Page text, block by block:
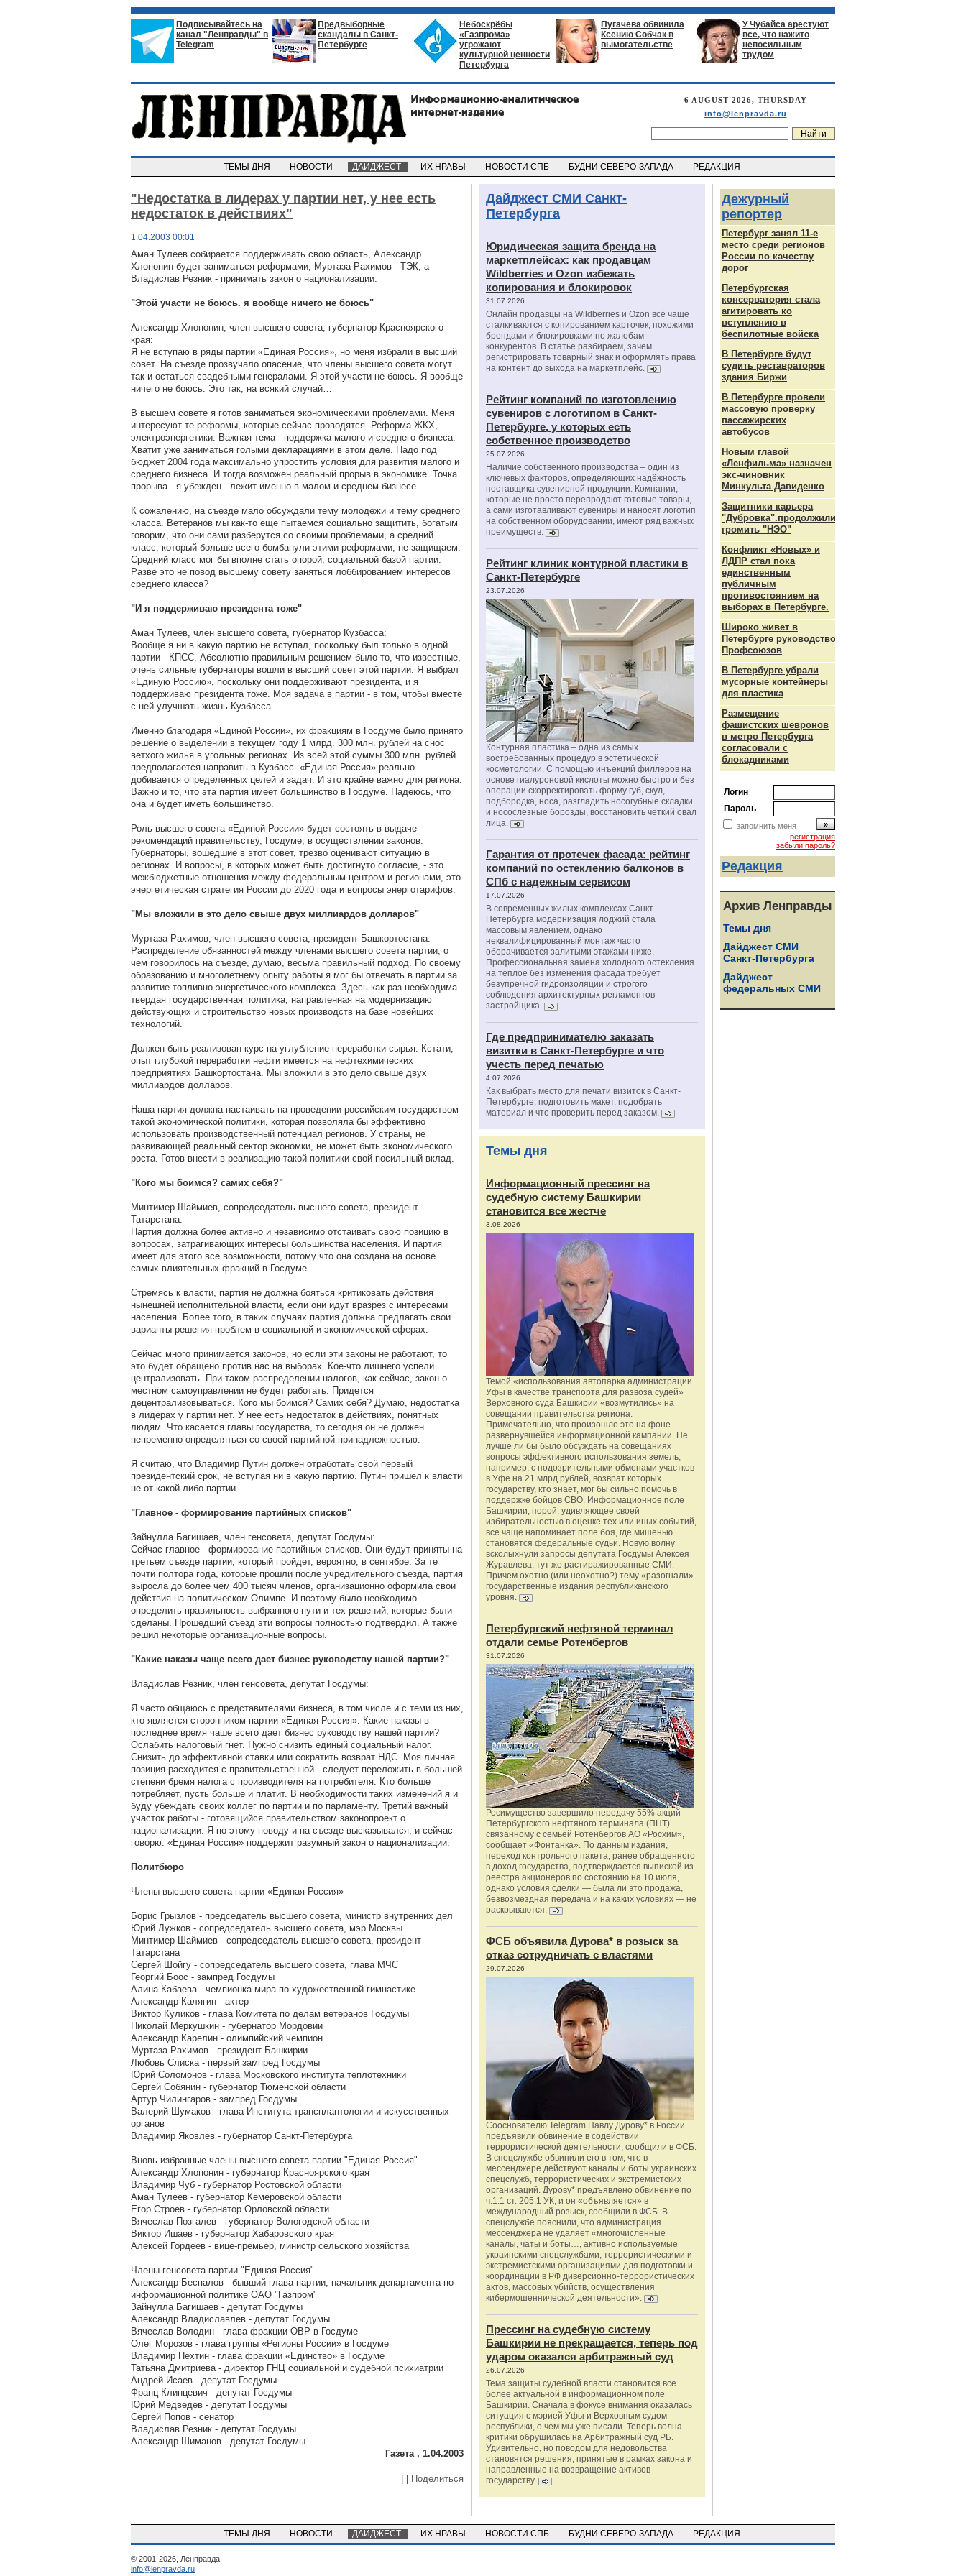
Подписывайтесь на
канал "Ленправды" в
Telegram
Предвыборные
скандалы в Санкт-
Петербурге
Небоскрёбы
«Газпрома»
угрожают
культурной ценности
Петербурга
Пугачева обвинила
Ксению Собчак в
вымогательстве
У Чубайса арестуют
все, что нажито
непосильным
трудом
6 AUGUST 2026, THURSDAY
info@lenpravda.ru
ТЕМЫ ДНЯ НОВОСТИ ДАЙДЖЕСТ ИХ НРАВЫ НОВОСТИ СПБ БУДНИ СЕВЕРО-ЗАПАДА РЕДАКЦИЯ
"Недостатка в лидерах у партии нет, у нее есть
недостаток в действиях"
1.04.2003 00:01
Аман Тулеев собирается поддерживать свою область, Александр
Хлопонин будет заниматься реформами, Муртаза Рахимов - ТЭК, а
Владислав Резник - принимать закон о национализации.
"Этой участи не боюсь. я вообще ничего не боюсь"
Александр Хлопонин, член высшего совета, губернатор Красноярского
края:
Я не вступаю в ряды партии «Единая Россия», но меня избрали в высший
совет. На съезде прозвучало опасение, что члены высшего совета могут
так и остаться свадебными генералами. Я этой участи не боюсь. Я вообще
ничего не боюсь. Это так, на всякий случай…
В высшем совете я готов заниматься экономическими проблемами. Меня
интересуют те реформы, которые сейчас проводятся. Реформа ЖКХ,
электроэнергетики. Важная тема - поддержка малого и среднего бизнеса.
Хватит уже заниматься голыми декларациями в этом деле. Надо под
бюджет 2004 года максимально упростить условия для развития малого и
среднего бизнеса. И тогда возможен реальный прорыв в экономике. Точка
прорыва - я убежден - лежит именно в малом и среднем бизнесе.
К сожалению, на съезде мало обсуждали тему молодежи и тему среднего
класса. Ветеранов мы как-то еще пытаемся социально защитить, богатым
говорим, что они сами разберутся со своими проблемами, а средний
класс, который больше всего бомбанули этими реформами, не защищаем.
Средний класс мог бы вполне стать опорой, социальной базой партии.
Разве это не повод высшему совету заняться лоббированием интересов
среднего класса?
"И я поддерживаю президента тоже"
Аман Тулеев, член высшего совета, губернатор Кузбасса:
Вообще я ни в какую партию не вступал, поскольку был только в одной
партии - КПСС. Абсолютно правильным решением было то, что известные,
очень сильные губернаторы вошли в высший совет этой партии. Я выбрал
«Единую Россию», поскольку они поддерживают президента, и я
поддерживаю президента тоже. Моя задача в партии - в том, чтобы вместе
с ней улучшать жизнь Кузбасса.
Именно благодаря «Единой России», их фракциям в Госдуме было принято
решение о выделении в текущем году 1 млрд. 300 млн. рублей на снос
ветхого жилья в угольных регионах. Из всей этой суммы 300 млн. рублей
предполагается направить в Кузбасс. «Единая Россия» реально
добивается определенных целей и задач. И это крайне важно для региона.
Важно и то, что эта партия имеет большинство в Госдуме. Надеюсь, что
она и будет иметь большинство.
Роль высшего совета «Единой России» будет состоять в выдаче
рекомендаций правительству, Госдуме, в осуществлении законов.
Губернаторы, вошедшие в этот совет, трезво оценивают ситуацию в
регионах. И вопросы, в которых может быть достигнуто согласие, - это
межбюджетные отношения между федеральным центром и регионами, это
энергетическая стратегия России до 2020 года и вопросы энерготарифов.
"Мы вложили в это дело свыше двух миллиардов долларов"
Муртаза Рахимов, член высшего совета, президент Башкортостана:
Распределение обязанностей между членами высшего совета партии, о
чем говорилось на съезде, думаю, весьма правильный подход. По своему
образованию и многолетнему опыту работы я мог бы отвечать в партии за
развитие топливно-энергетического комплекса. Здесь как раз необходима
твердая государственная политика, направленная на модернизацию
действующих и строительство новых производств на базе новейших
технологий.
Должен быть реализован курс на углубление переработки сырья. Кстати,
опыт глубокой переработки нефти имеется на нефтехимических
предприятиях Башкортостана. Мы вложили в это дело свыше двух
миллиардов долларов.
Наша партия должна настаивать на проведении российским государством
такой экономической политики, которая позволяла бы эффективно
использовать производственный потенциал регионов. У страны, не
развивающей реальный сектор экономки, не может быть экономического
роста. Готов внести в реализацию такой политики свой посильный вклад.
"Кого мы боимся? самих себя?"
Минтимер Шаймиев, сопредседатель высшего совета, президент
Татарстана:
Партия должна более активно и независимо отстаивать свою позицию в
вопросах, затрагивающих интересы большинства населения. И партия
имеет для этого все возможности, потому что она создана на основе
самых влиятельных фракций в Госдуме.
Стремясь к власти, партия не должна бояться критиковать действия
нынешней исполнительной власти, если они идут вразрез с интересами
населения. Более того, в таких случаях партия должна предлагать свои
варианты решения проблем в социальной и экономической сферах.
Сейчас много принимается законов, но если эти законы не работают, то
это будет обращено против нас на выборах. Кое-что лишнего успели
централизовать. При таком распределении налогов, как сейчас, закон о
местном самоуправлении не будет работать. Придется
децентрализовываться. Кого мы боимся? Самих себя? Думаю, недостатка
в лидерах у партии нет. У нее есть недостаток в действиях, понятных
людям. Что касается главы государства, то сегодня он не должен
непременно определяться со своей партийной принадлежностью.
Я считаю, что Владимир Путин должен отработать свой первый
президентский срок, не вступая ни в какую партию. Путин пришел к власти
не от какой-либо партии.
"Главное - формирование партийных списков"
Зайнулла Багишаев, член генсовета, депутат Госдумы:
Сейчас главное - формирование партийных списков. Они будут приняты на
третьем съезде партии, который пройдет, вероятно, в сентябре. За те
почти полтора года, которые прошли после учредительного съезда, партия
выросла до более чем 400 тысяч членов, организационно оформила свои
действия на политическом Олимпе. И поэтому было необходимо
определить правильность выбранного пути и тех решений, которые были
сделаны. Прошедший съезд эти вопросы полностью подтвердил. А также
решил некоторые организационные вопросы.
"Какие наказы чаще всего дает бизнес руководству нашей партии?"
Владислав Резник, член генсовета, депутат Госдумы:
Я часто общаюсь с представителями бизнеса, в том числе и с теми из них,
кто является сторонником партии «Единая Россия». Какие наказы в
последнее время чаше всего дает бизнес руководству нашей партии?
Ослабить налоговый гнет. Нужно снизить единый социальный налог.
Снизить до эффективной ставки или сократить возврат НДС. Моя личная
позиция расходится с правительственной - следует переложить в большей
степени бремя налога с производителя на потребителя. Кто больше
потребляет, пусть больше и платит. В необходимости таких изменений я и
буду убеждать своих коллег по партии и по парламенту. Третий важный
участок работы - готовящийся правительством законопроект о
национализации. Я по этому поводу и на съезде высказывался, и сейчас
говорю: «Единая Россия» поддержит разумный закон о национализации.
Политбюро
Члены высшего совета партии «Единая Россия»
Борис Грызлов - председатель высшего совета, министр внутренних дел
Юрий Лужков - сопредседатель высшего совета, мэр Москвы
Минтимер Шаймиев - сопредседатель высшего совета, президент
Татарстана
Сергей Шойгу - сопредседатель высшего совета, глава МЧС
Георгий Боос - зампред Госдумы
Алина Кабаева - чемпионка мира по художественной гимнастике
Александр Калягин - актер
Виктор Куликов - глава Комитета по делам ветеранов Госдумы
Николай Меркушкин - губернатор Мордовии
Александр Карелин - олимпийский чемпион
Муртаза Рахимов - президент Башкирии
Любовь Слиска - первый зампред Госдумы
Юрий Соломонов - глава Московского института теплотехники
Сергей Собянин - губернатор Тюменской области
Артур Чилингаров - зампред Госдумы
Валерий Шумаков - глава Института трансплантологии и искусственных
органов
Владимир Яковлев - губернатор Санкт-Петербурга
Вновь избранные члены высшего совета партии "Единая Россия"
Александр Хлопонин - губернатор Красноярского края
Владимир Чуб - губернатор Ростовской области
Аман Тулеев - губернатор Кемеровской области
Егор Строев - губернатор Орловской области
Вячеслав Позгалев - губернатор Вологодской области
Виктор Ишаев - губернатор Хабаровского края
Алексей Гордеев - вице-премьер, министр сельского хозяйства
Члены генсовета партии "Единая Россия"
Александр Беспалов - бывший глава партии, начальник департамента по
информационной политике ОАО "Газпром"
Зайнулла Багишаев - депутат Госдумы
Александр Владиславлев - депутат Госдумы
Вячеслав Володин - глава фракции ОВР в Госдуме
Олег Морозов - глава группы «Регионы России» в Госдуме
Владимир Пехтин - глава фракции «Единство» в Госдуме
Татьяна Дмитриева - директор ГНЦ социальной и судебной психиатрии
Андрей Исаев - депутат Госдумы
Франц Клинцевич - депутат Госдумы
Юрий Медведев - депутат Госдумы
Сергей Попов - сенатор
Владислав Резник - депутат Госдумы
Александр Шиманов - депутат Госдумы.
Газета , 1.04.2003
Поделиться
Дайджест СМИ Санкт-
Петербурга
Юридическая защита бренда на
маркетплейсах: как продавцам
Wildberries и Ozon избежать
копирования и блокировок
31.07.2026
Онлайн продавцы на Wildberries и Ozon всё чаще
сталкиваются с копированием карточек, похожими
брендами и блокировками по жалобам
конкурентов. В статье разбираем, зачем
регистрировать товарный знак и оформлять права
на контент до выхода на маркетплейс.
Рейтинг компаний по изготовлению
сувениров с логотипом в Санкт-
Петербурге, у которых есть
собственное производство
25.07.2026
Наличие собственного производства – один из
ключевых факторов, определяющих надёжность
поставщика сувенирной продукции. Компании,
которые не просто перепродают готовые товары,
а сами изготавливают сувениры и наносят логотип
на собственном оборудовании, имеют ряд важных
преимуществ.
Рейтинг клиник контурной пластики в
Санкт-Петербурге
23.07.2026
Контурная пластика – одна из самых
востребованных процедур в эстетической
косметологии. С помощью инъекций филлеров на
основе гиалуроновой кислоты можно быстро и без
операции скорректировать форму губ, скул,
подбородка, носа, разгладить носогубные складки
и носослёзные борозды, восстановить чёткий овал
лица.
Гарантия от протечек фасада: рейтинг
компаний по остеклению балконов в
СПб с надежным сервисом
17.07.2026
В современных жилых комплексах Санкт-
Петербурга модернизация лоджий стала
массовым явлением, однако
неквалифицированный монтаж часто
оборачивается залитыми этажами ниже.
Профессиональная замена холодного остекления
на теплое без изменения фасада требует
безупречной гидроизоляции и строгого
соблюдения архитектурных регламентов
застройщика.
Где предпринимателю заказать
визитки в Санкт-Петербурге и что
учесть перед печатью
4.07.2026
Как выбрать место для печати визиток в Санкт-
Петербурге, подготовить макет, подобрать
материал и что проверить перед заказом.
Темы дня
Информационный прессинг на
судебную систему Башкирии
становится все жестче
3.08.2026
Темой «использования автопарка администрации
Уфы в качестве транспорта для развоза судей»
Верховного суда Башкирии «возмутились» на
совещании правительства региона.
Примечательно, что произошло это на фоне
развернувшейся информационной кампании. Не
лучше ли бы было обсуждать на совещаниях
вопросы эффективного использования земель,
например, с подозрительными обменами участков
в Уфе на 21 млрд рублей, возврат которых
государству, кто знает, мог бы сильно помочь в
поддержке бойцов СВО. Информационное поле
Башкирии, порой, удивляющее своей
избирательностью в оценке тех или иных событий,
все чаще напоминает поле боя, где мишенью
становятся федеральные судьи. Новую волну
всколыхнули запросы депутата Госдумы Алексея
Журавлева, тут же растиражированные СМИ.
Причем охотно (или неохотно?) тему «разогнали»
государственные издания республиканского
уровня.
Петербургский нефтяной терминал
отдали семье Ротенбергов
31.07.2026
Росимущество завершило передачу 55% акций
Петербургского нефтяного терминала (ПНТ)
связанному с семьёй Ротенбергов АО «Росхим»,
сообщает «Фонтанка». По данным издания,
переход контрольного пакета, ранее обращенного
в доход государства, подтверждается выпиской из
реестра акционеров по состоянию на 10 июля,
однако условия сделки — была ли это продажа,
безвозмездная передача и на каких условиях — не
раскрываются.
ФСБ объявила Дурова* в розыск за
отказ сотрудничать с властями
29.07.2026
Сооснователю Telegram Павлу Дурову* в России
предъявили обвинение в содействии
террористической деятельности, сообщили в ФСБ.
В спецслужбе обвинили его в том, что в
мессенджере действуют каналы и боты украинских
спецслужб, террористических и экстремистских
организаций. Дурову* предъявлено обвинение по
ч.1.1 ст. 205.1 УК, и он «объявляется» в
международный розыск, сообщили в ФСБ. В
спецслужбе пояснили, что администрация
мессенджера не удаляет «многочисленные
каналы, чаты и боты…, активно используемые
украинскими спецслужбами, террористическими и
экстремистскими организациями для подготовки и
координации в РФ диверсионно-террористических
актов, массовых убийств, осуществления
кибермошеннической деятельности».
Прессинг на судебную систему
Башкирии не прекращается, теперь под
ударом оказался арбитражный суд
26.07.2026
Тема защиты судебной власти становится все
более актуальной в информационном поле
Башкирии. Сначала в фокусе внимания оказалась
ситуация с мэрией Уфы и Верховным судом
республики, о чем мы уже писали. Теперь волна
критики обрушилась на Арбитражный суд РБ.
Удивительно, но поводом для недовольства
становятся решения, принятые в рамках закона и
направленные на возвращение активов
государству.
Дежурный
репортер
Петербург занял 11-е
место среди регионов
России по качеству
дорог
Петербургская
консерватория стала
агитировать ко
вступлению в
беспилотные войска
В Петербурге будут
судить реставраторов
здания Биржи
В Петербурге провели
массовую проверку
пассажирских
автобусов
Новым главой
«Ленфильма» назначен
экс-чиновник
Минкульта Давиденко
Защитники карьера
"Дубровка".продолжили
громить "НЭО"
Конфликт «Новых» и
ЛДПР стал пока
единственным
публичным
противостоянием на
выборах в Петербурге.
Широко живет в
Петербурге руководство
Профсоюзов
В Петербурге убрали
мусорные контейнеры
для пластика
Размещение
фашистских шевронов
в метро Петербурга
согласовали с
блокадниками
Логин
Пароль
запомнить меня
регистрация
забыли пароль?
Редакция
Архив Ленправды
Темы дня
Дайджест СМИ
Санкт-Петербурга
Дайджест
федеральных СМИ
ТЕМЫ ДНЯ НОВОСТИ ДАЙДЖЕСТ ИХ НРАВЫ НОВОСТИ СПБ БУДНИ СЕВЕРО-ЗАПАДА РЕДАКЦИЯ
© 2001-2026, Ленправда
info@lenpravda.ru